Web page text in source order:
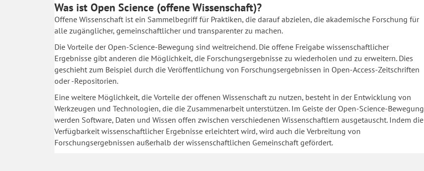
Was ist Open Science (offene Wissenschaft)?
Offene Wissenschaft ist ein Sammelbegriff für Praktiken, die darauf abzielen, die akademische Forschung für
alle zugänglicher, gemeinschaftlicher und transparenter zu machen.
Die Vorteile der Open-Science-Bewegung sind weitreichend. Die offene Freigabe wissenschaftlicher
Ergebnisse gibt anderen die Möglichkeit, die Forschungsergebnisse zu wiederholen und zu erweitern. Dies
geschieht zum Beispiel durch die Veröffentlichung von Forschungsergebnissen in Open-Access-Zeitschriften
oder -Repositorien.
Eine weitere Möglichkeit, die Vorteile der offenen Wissenschaft zu nutzen, besteht in der Entwicklung von
Werkzeugen und Technologien, die die Zusammenarbeit unterstützen. Im Geiste der Open-Science-Bewegung
werden Software, Daten und Wissen offen zwischen verschiedenen Wissenschaftlern ausgetauscht. Indem die
Verfügbarkeit wissenschaftlicher Ergebnisse erleichtert wird, wird auch die Verbreitung von
Forschungsergebnissen außerhalb der wissenschaftlichen Gemeinschaft gefördert.